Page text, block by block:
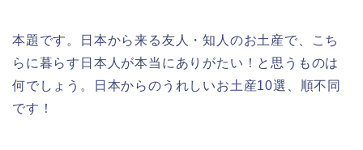
本題です。日本から来る友人・知人のお土産で、こち
らに暮らす日本人が本当にありがたい！と思うものは
何でしょう。日本からのうれしいお土産10選、順不同
です！